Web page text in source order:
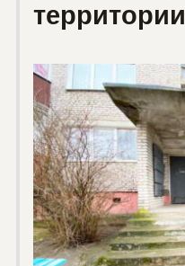
территории